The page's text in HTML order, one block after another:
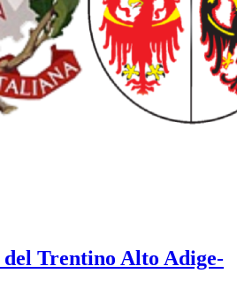
Trentino Alto Adige-